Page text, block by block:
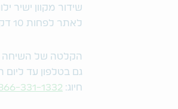
שידור מקוון ישיר
לאתר לפחות 10 דקות לפני תחילת השיחה בכדי לאפשר זמן להורדת התוכנה המתאימה.
גם בטלפון עד ליום ה-30 בנובמבר, 2018, בשעה 9:00 בבוקר שעון מזרח ארה"ב,
חיוג: 331-1332